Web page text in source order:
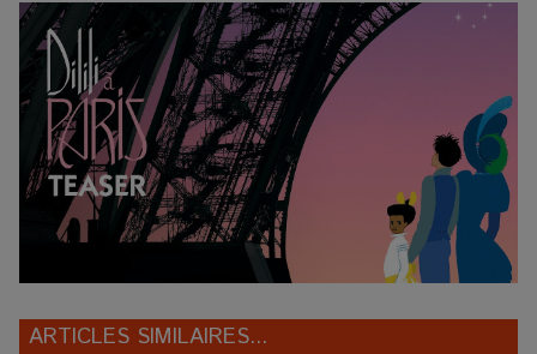
ARTICLES SIMILAIRES...